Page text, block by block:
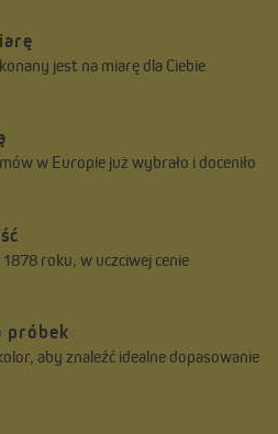
jest na miarę dla Ciebie
w Europie już wybrało i doceniło
roku, w uczciwej cenie
próbek
aby znaleźć idealne dopasowanie